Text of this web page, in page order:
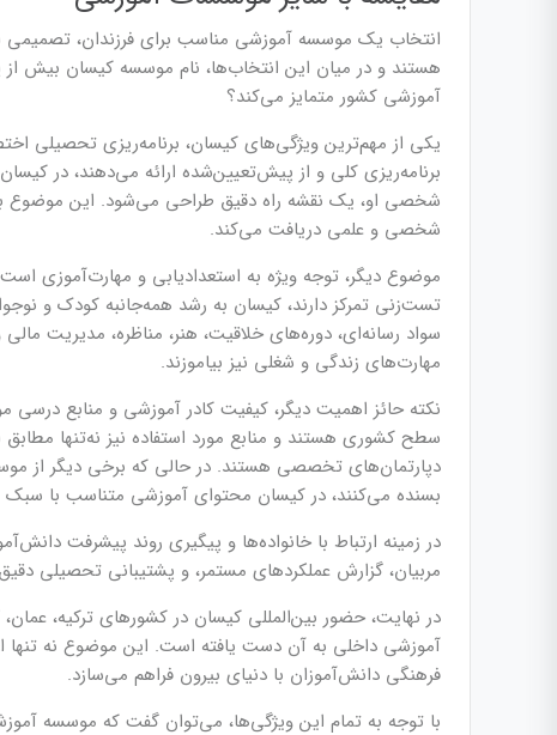
انتخاب یک موسسه آموزشی مناسب برای فرزندان،
هستند و در میان این انتخاب‌ها، نام موسسه کیسان بیش
آموزشی کشور متمایز می‌کند؟
یکی از مهم‌ترین ویژگی‌های کیسان، برنامه‌ریزی تحصیلی
برنامه‌ریزی کلی و از پیش‌تعیین‌شده ارائه می‌دهند، در
شخصی او، یک نقشه راه دقیق طراحی می‌شود. این موضوع
شخصی و علمی دریافت می‌کند.
موضوع دیگر، توجه ویژه به استعدادیابی و مهارت‌آموزی
تست‌زنی تمرکز دارند، کیسان به رشد همه‌جانبه کودک و
سواد رسانه‌ای، دوره‌های خلاقیت، هنر، مناظره، مدیریت
مهارت‌های زندگی و شغلی نیز بیاموزند.
نکته حائز اهمیت دیگر، کیفیت کادر آموزشی و منابع
سطح کشوری هستند و منابع مورد استفاده نیز نه‌تنها
دپارتمان‌های تخصصی هستند. در حالی که برخی دیگر از
بسنده می‌کنند، در کیسان محتوای آموزشی متناسب با سبک
در زمینه ارتباط با خانواده‌ها و پیگیری روند پیشرفت
مربیان، گزارش‌ عملکردهای مستمر، و پشتیبانی تحصیلی
در نهایت، حضور بین‌المللی کیسان در کشورهای ترکیه،
آموزشی داخلی به آن دست یافته است. این موضوع نه تنها
فرهنگی دانش‌آموزان با دنیای بیرون فراهم می‌سازد.
با توجه به تمام این ویژگی‌ها، می‌توان گفت که موسسه